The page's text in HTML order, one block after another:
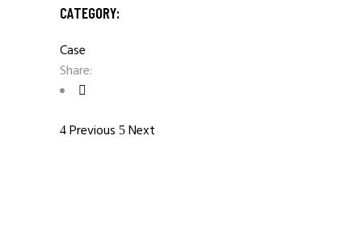
CATEGORY:
Case
Share:
Previous Next